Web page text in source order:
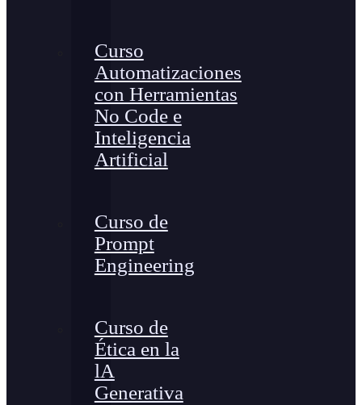
Curso
Automatizaciones
con Herramientas
No Code e
Inteligencia
Artificial
Curso de
Prompt
Engineering
Curso de
Ética en la
lA
Generativa